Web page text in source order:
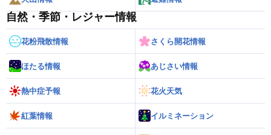
自然・季節・レジャー情報
花粉飛散情報 さくら開花情報
ほたる情報 あじさい情報
熱中症予報 花火天気
紅葉情報 イルミネーション